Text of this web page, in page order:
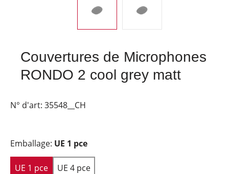
Couvertures de Microphones
RONDO 2 cool grey matt
N° d'art: 35548__CH
Emballage: UE 1 pce
UE 1 pce UE 4 pce